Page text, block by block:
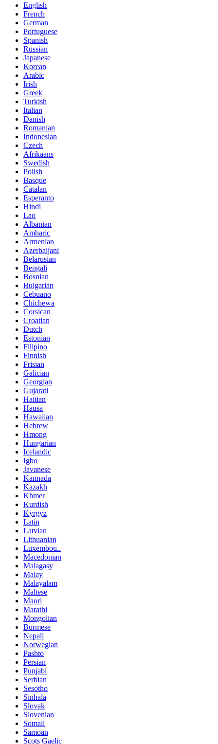
English
French
German
Portuguese
Spanish
Russian
Japanese
Korean
Arabic
Irish
Greek
Turkish
Italian
Danish
Romanian
Indonesian
Czech
Afrikaans
Swedish
Polish
Basque
Catalan
Esperanto
Hindi
Lao
Albanian
Amharic
Armenian
Azerbaijani
Belarusian
Bengali
Bosnian
Bulgarian
Cebuano
Chichewa
Corsican
Croatian
Dutch
Estonian
Filipino
Finnish
Frisian
Galician
Georgian
Gujarati
Haitian
Hausa
Hawaiian
Hebrew
Hmong
Hungarian
Icelandic
Igbo
Javanese
Kannada
Kazakh
Khmer
Kurdish
Kyrgyz
Latin
Latvian
Lithuanian
Luxembou..
Macedonian
Malagasy
Malay
Malayalam
Maltese
Maori
Marathi
Mongolian
Burmese
Nepali
Norwegian
Pashto
Persian
Punjabi
Serbian
Sesotho
Sinhala
Slovak
Slovenian
Somali
Samoan
Scots Gaelic